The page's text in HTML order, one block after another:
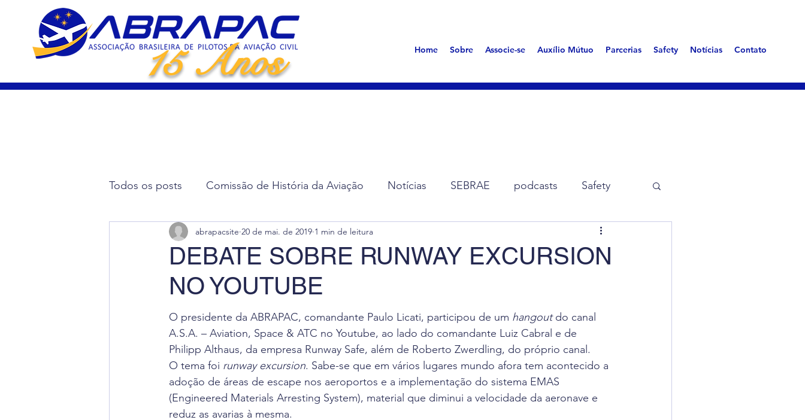
15 Anos Home Sobre Associe-se Auxílio Mútuo Parcerias Safety Notícias Contato
Todos os posts Comissão de História da Aviação Notícias SEBRAE podcasts Safety
Artigos Científicos Eleição de Diretoria Assembleias Síndrome Aerotóxica
Radiação Cósmica Dica de Leitura
Aviação Executiva Oportunidade de Trabalho Eventos Pesquisas
Dica de Inglês Notas Oficiais
DEBATE SOBRE RUNWAY EXCURSION
NO YOUTUBE
abrapacsite 20 de mai. de 2019 1 min de leitura
O presidente da ABRAPAC, comandante Paulo Licati, participou de um hangout do canal
A.S.A. – Aviation, Space & ATC no Youtube, ao lado do comandante Luiz Cabral e de
Philipp Althaus, da empresa Runway Safe, além de Roberto Zwerdling, do próprio canal.
O tema foi runway excursion. Sabe-se que em vários lugares mundo afora tem acontecido a
adoção de áreas de escape nos aeroportos e a implementação do sistema EMAS
(Engineered Materials Arresting System), material que diminui a velocidade da aeronave e
reduz as avarias à mesma.